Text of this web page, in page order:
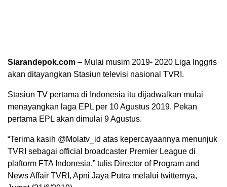
Siarandepok.com – Mulai musim 2019- 2020 Liga Inggris
akan ditayangkan Stasiun televisi nasional TVRI.
Stasiun TV pertama di Indonesia itu dijadwalkan mulai
menayangkan laga EPL per 10 Agustus 2019. Pekan
pertama EPL akan dimulai 9 Agustus.
“Terima kasih @Molatv_id atas kepercayaannya menunjuk
TVRI sebagai official broadcaster Premier League di
plaftorm FTA Indonesia,” tulis Director of Program and
News Affair TVRI, Apni Jaya Putra melalui twitternya,